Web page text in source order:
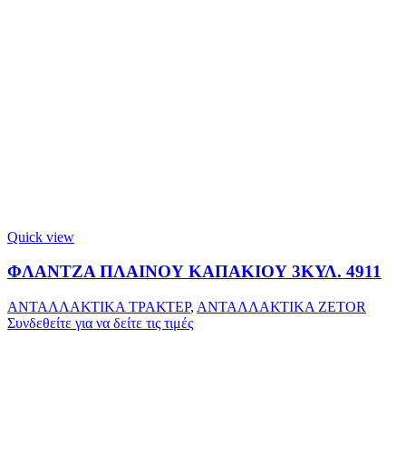
Quick view
ΦΛΑΝΤΖΑ ΠΛΑΙΝΟΥ ΚΑΠΑΚΙΟΥ 3ΚΥΛ. 4911
ΑΝΤΑΛΛΑΚΤΙΚΑ ΤΡΑΚΤΕΡ, ΑΝΤΑΛΛΑΚΤΙΚΑ ZETOR
Συνδεθείτε για να δείτε τις τιμές